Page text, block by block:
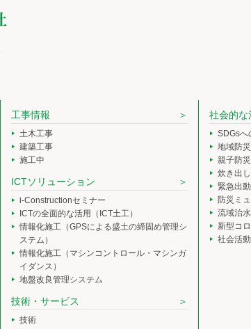
工事情報
土木工事
建築工事
施工中
ICTソリューション
i-Constructionセミナー
ICTの全面的な活用（ICT土工）
情報化施工（GPSによる盛土の締固め管理シ
ステム）
情報化施工（マシンコントロール・マシンガ
イダンス）
地盤改良管理システム
技術・サービス
技術
社会的な
SDGsへ
地域防
親子防
炊き出
緊急出動
防災ミ
流域治
新型コ
社会活動